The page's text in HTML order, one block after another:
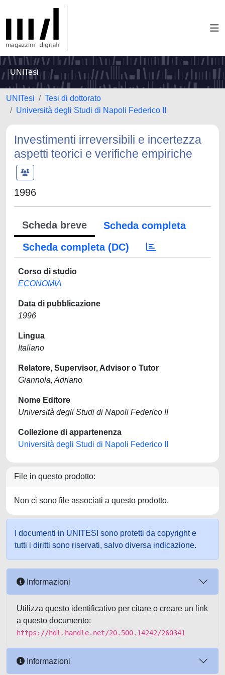
UNITesi
UNITesi
Tesi di dottorato
Università degli Studi di Napoli Federico II
Investimenti irreversibili e incertezza
aspetti teorici e verifiche empiriche
1996
Scheda breve
Scheda completa
Scheda completa (DC)
Corso di studio
ECONOMIA
Data di pubblicazione
1996
Lingua
Italiano
Relatore, Supervisor, Advisor o Tutor
Giannola, Adriano
Nome Editore
Università degli Studi di Napoli Federico II
Collezione di appartenenza
Università degli Studi di Napoli Federico II
File in questo prodotto:
Non ci sono file associati a questo prodotto.
I documenti in UNITESI sono protetti da copyright e
tutti i diritti sono riservati, salvo diversa indicazione.
Informazioni
Utilizza questo identificativo per citare o creare un link
a questo documento:
https://hdl.handle.net/20.500.14242/260341
Informazioni